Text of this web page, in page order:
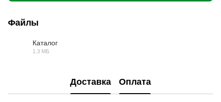
Файлы
Каталог
1.3 МБ
Доставка Оплата